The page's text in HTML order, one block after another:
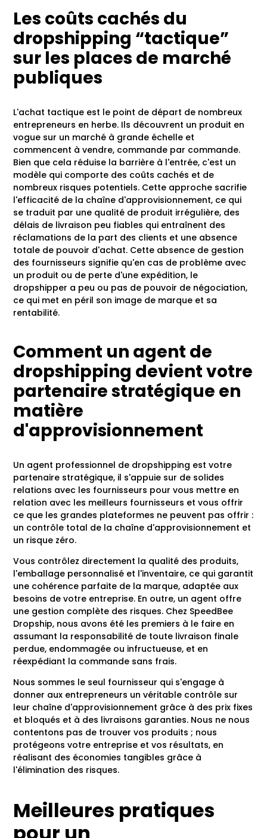
Les coûts cachés du
dropshipping “tactique”
sur les places de marché
publiques
L'achat tactique est le point de départ de nombreux
entrepreneurs en herbe. Ils découvrent un produit en
vogue sur un marché à grande échelle et
commencent à vendre, commande par commande.
Bien que cela réduise la barrière à l'entrée, c'est un
modèle qui comporte des coûts cachés et de
nombreux risques potentiels. Cette approche sacrifie
l'efficacité de la chaîne d'approvisionnement, ce qui
se traduit par une qualité de produit irrégulière, des
délais de livraison peu fiables qui entraînent des
réclamations de la part des clients et une absence
totale de pouvoir d'achat. Cette absence de gestion
des fournisseurs signifie qu'en cas de problème avec
un produit ou de perte d'une expédition, le
dropshipper a peu ou pas de pouvoir de négociation,
ce qui met en péril son image de marque et sa
rentabilité.
Comment un agent de
dropshipping devient votre
partenaire stratégique en
matière
d'approvisionnement
Un agent professionnel de dropshipping est votre
partenaire stratégique, il s'appuie sur de solides
relations avec les fournisseurs pour vous mettre en
relation avec les meilleurs fournisseurs et vous offrir
ce que les grandes plateformes ne peuvent pas offrir :
un contrôle total de la chaîne d'approvisionnement et
un risque zéro.
Vous contrôlez directement la qualité des produits,
l'emballage personnalisé et l'inventaire, ce qui garantit
une cohérence parfaite de la marque, adaptée aux
besoins de votre entreprise. En outre, un agent offre
une gestion complète des risques. Chez SpeedBee
Dropship, nous avons été les premiers à le faire en
assumant la responsabilité de toute livraison finale
perdue, endommagée ou infructueuse, et en
réexpédiant la commande sans frais.
Nous sommes le seul fournisseur qui s'engage à
donner aux entrepreneurs un véritable contrôle sur
leur chaîne d'approvisionnement grâce à des prix fixes
et bloqués et à des livraisons garanties. Nous ne nous
contentons pas de trouver vos produits ; nous
protégeons votre entreprise et vos résultats, en
réalisant des économies tangibles grâce à
l'élimination des risques.
Meilleures pratiques